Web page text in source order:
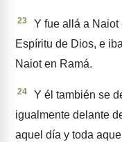
23
Y fue allá a Naiot
Espíritu de Dios, e
Naiot en Ramá.
24
Y él también se
igualmente delante
aquel día y toda